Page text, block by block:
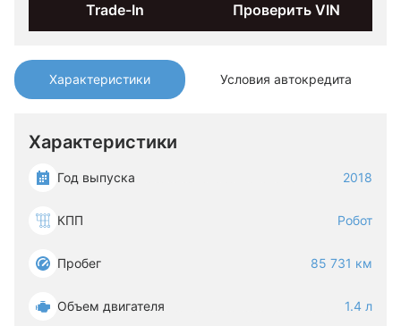
Характеристики Условия автокредита
Характеристики
Год выпуска 2018
КПП Робот
Пробег 85 731 км
Объем двигателя 1.4 л
Trade-In Проверить VIN